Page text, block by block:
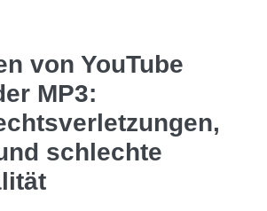
von YouTube
MP3:
schlechte